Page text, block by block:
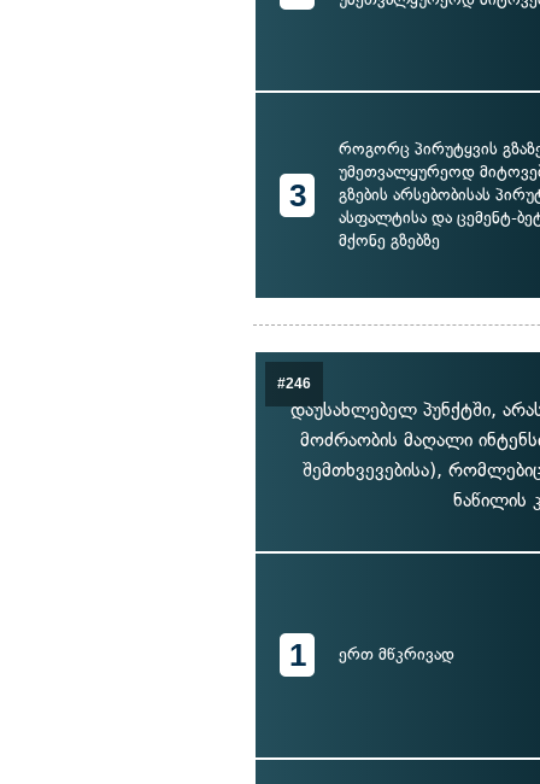
3
როგორც პირუტყვის
უმეთვალყურეოდ
გზების არსებობისას
ასფალტისა და ცემენტ-
მქონე გზებზე
#246
დაუსახლებელ პუნქტში,
მოძრაობის მაღალი
შემთხვევებისა),
ნაწილის
1 ერთ მწკრივად